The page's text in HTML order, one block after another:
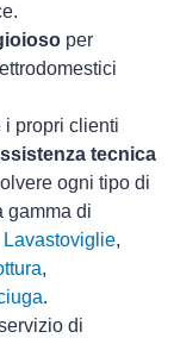
per
i propri clienti
tecnica
ogni tipo di
gamma di
Lavastoviglie,
,
.
di